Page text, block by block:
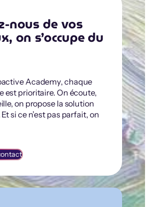
nous de vos
on s’occupe du
Academy, chaque
est prioritaire. On écoute,
on propose la solution
si ce n’est pas parfait, on